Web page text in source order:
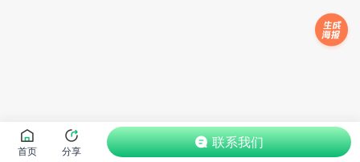
首页 分享 联系我们